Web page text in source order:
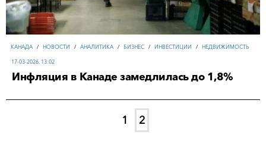
КАНАДА / НОВОСТИ / АНАЛИТИКА / БИЗНЕС / ИНВЕСТИЦИИ / НЕДВИЖИМОСТЬ
17-03-2026, 13:02
Инфляция в Канаде замедлилась до 1,8%
1 2